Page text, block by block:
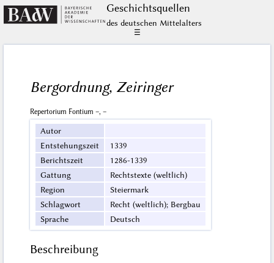
Geschichts­quellen
des deutschen Mittelalters
☰
Bergordnung, Zeiringer
Repertorium Fontium –, –
Autor
Entstehungszeit
1339
Berichtszeit
1286-1339
Gattung
Rechtstexte (weltlich)
Region
Steiermark
Schlagwort
Recht (weltlich); Bergbau
Sprache
Deutsch
Beschreibung